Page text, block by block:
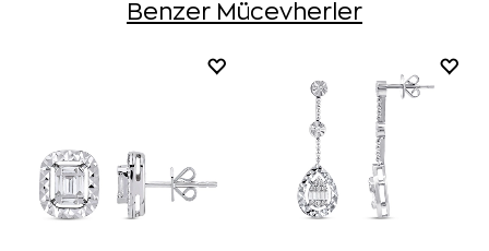
Benzer Mücevherler